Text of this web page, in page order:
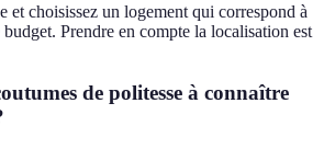
et choisissez un logement qui correspond à
Prendre en compte la localisation est
de politesse à connaître